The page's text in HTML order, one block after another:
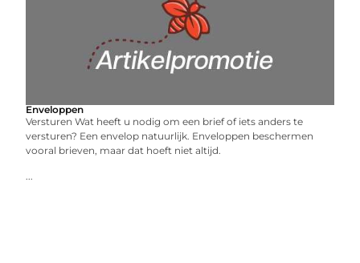
Enveloppen
Versturen Wat heeft u nodig om een brief of iets anders te
versturen? Een envelop natuurlijk. Enveloppen beschermen
vooral brieven, maar dat hoeft niet altijd.
...